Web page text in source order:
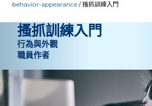
behavior-appearance 搔抓訓練入門
搔抓訓練入門
行為與外觀
職員作者